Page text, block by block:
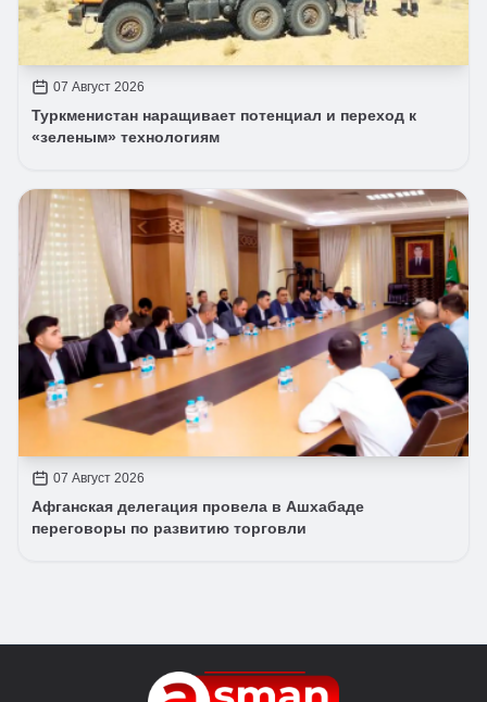
07 Август 2026
Туркменистан наращивает потенциал и переход к
«зеленым» технологиям
07 Август 2026
Афганская делегация провела в Ашхабаде
переговоры по развитию торговли